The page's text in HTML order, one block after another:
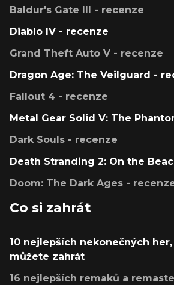
Baldur's Gate III - recenze
Diablo IV - recenze
Grand Theft Auto V - recenze
Dragon Age: The Veilguard -
Fallout 4 - recenze
Metal Gear Solid V: The
Dark Souls - recenze
Death Stranding 2: On the
Doom: The Dark Ages -
Co si zahrát
10 nejlepších nekonečných
můžete zahrát
16 nejlepších remaků a